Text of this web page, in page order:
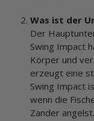
Was ist der
Der
Swing Impact
Körper und
erzeugt eine
Swing Impact
wenn die
Zander angelst.